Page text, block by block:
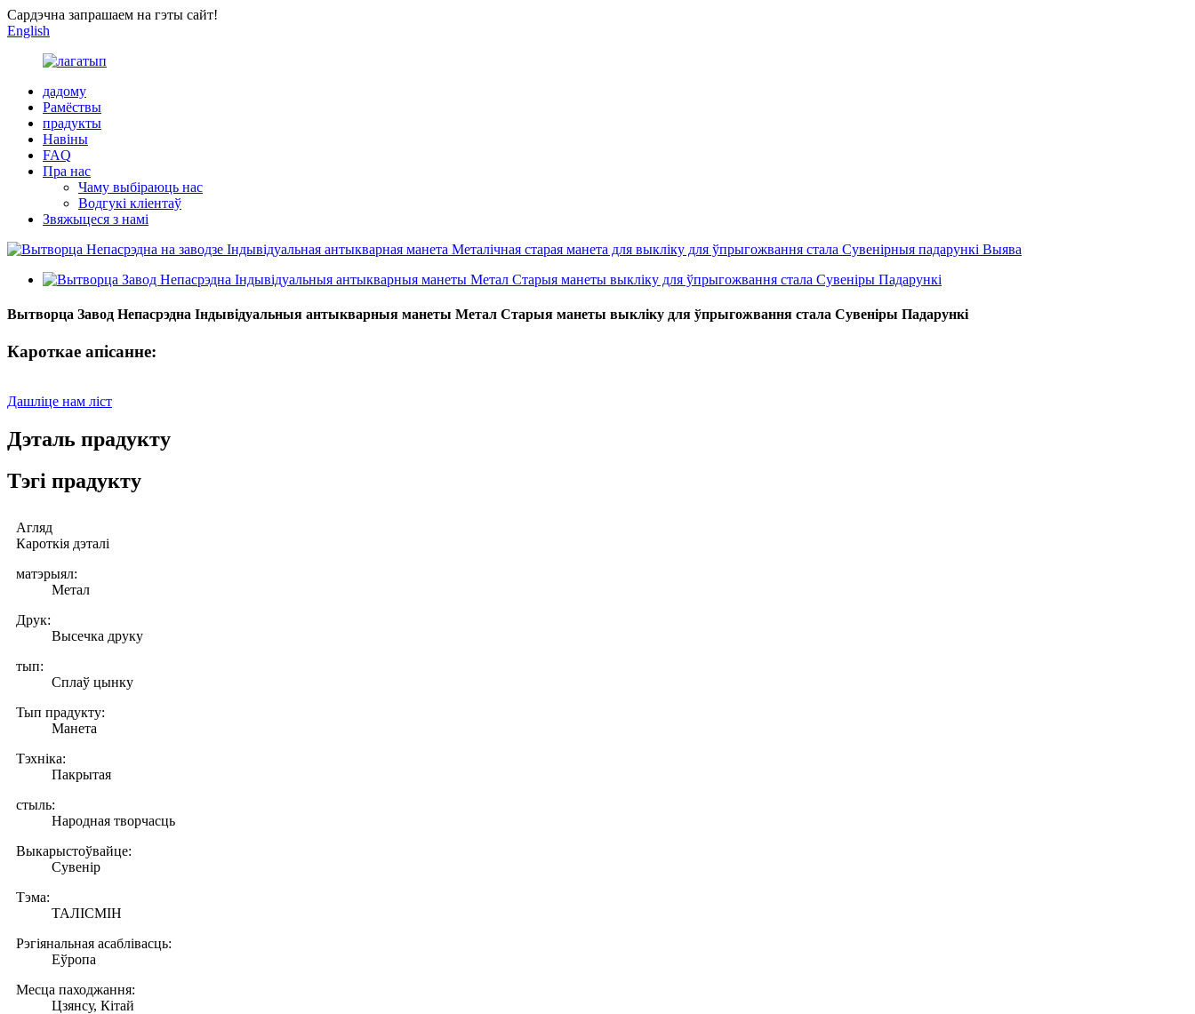
Сардэчна запрашаем на гэты сайт!
English
дадому
Рамёствы
прадукты
Навіны
FAQ
Пра нас
Чаму выбіраюць нас
Водгукі кліентаў
Звяжыцеся з намі
Вытворца Завод Непасрэдна Індывідуальныя антыкварныя манеты Метал Старыя манеты выкліку для ўпрыгожвання стала Сувеніры Падарункі
Кароткае апісанне:
Дашліце нам ліст
Дэталь прадукту
Тэгі прадукту
Агляд
Кароткія дэталі
матэрыял:
Метал
Друк:
Высечка друку
тып:
Сплаў цынку
Тып прадукту:
Манета
Тэхніка:
Пакрытая
стыль:
Народная творчасць
Выкарыстоўвайце:
Сувенір
Тэма:
ТАЛІСМІН
Рэгіянальная асаблівасць:
Еўропа
Месца паходжання:
Цзянсу, Кітай